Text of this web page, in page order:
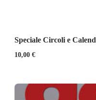
Speciale Circoli e
10,00 €